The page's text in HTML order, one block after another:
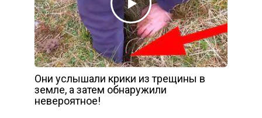
Они услышали крики из трещины в
земле, а затем обнаружили
невероятное!